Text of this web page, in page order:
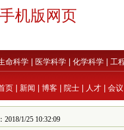
机版网页
命科学 医学科学 化学科学 工
页 新闻 博客 院士 人才 会议
2018/1/25 10:32:09